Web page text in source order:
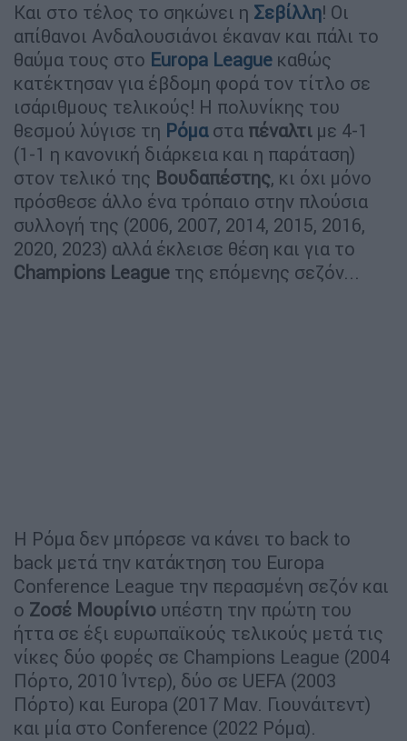
Και στο τέλος το σηκώνει η Σεβίλλη! Οι
απίθανοι Ανδαλουσιάνοι έκαναν και πάλι το
θαύμα τους στο Europa League καθώς
κατέκτησαν για έβδομη φορά τον τίτλο σε
ισάριθμους τελικούς! Η πολυνίκης του
θεσμού λύγισε τη Ρόμαστα πέναλτι με 4-1
(1-1 η κανονική διάρκεια και η παράταση)
στον τελικό της Βουδαπέστης, κι όχι μόνο
πρόσθεσε άλλο ένα τρόπαιο στην πλούσια
συλλογή της (2006, 2007, 2014, 2015, 2016,
2020, 2023) αλλά έκλεισε θέση και για το
Champions League της επόμενης σεζόν...
Η Ρόμα δεν μπόρεσε να κάνει το back to
back μετά την κατάκτηση του Europa
Conference League την περασμένη σεζόν και
ο Ζοσέ Μουρίνιο υπέστη την πρώτη του
ήττα σε έξι ευρωπαϊκούς τελικούς μετά τις
νίκες δύο φορές σε Champions League (2004
Πόρτο, 2010 Ίντερ), δύο σε UEFA (2003
Πόρτο) και Europa (2017 Μαν. Γιουνάιτεντ)
και μία στο Conference (2022 Ρόμα).